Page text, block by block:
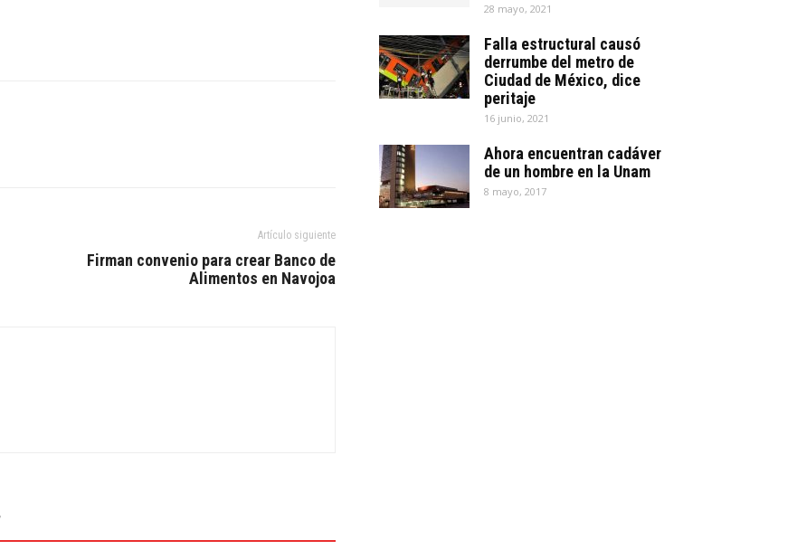
Artículo siguiente
Firman convenio para crear Banco de
Alimentos en Navojoa
28 mayo, 2021
Falla estructural causó
derrumbe del metro de
Ciudad de México, dice
peritaje
16 junio, 2021
Ahora encuentran cadáver
de un hombre en la Unam
8 mayo, 2017